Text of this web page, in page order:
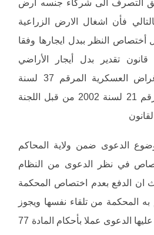
وفق التصرف الى شركاء جنسه أرض
فأن اشغال الارض الزراعية
أختصاص النظر ببدل ايجارها وفقا
(4) من قانون تقدير بدل أيجار الأراضي
الزراعية المشغولة للأغراض العسكرية المرقم 37 لسنة
1968 المعدل بالقانون رقم 21 لسنة 2002 من قبل اللجنة
الدعوى ضمن ولاية المحاكم
في نظر الدعوى من النظام
ان الدفع بعدم اختصاص المحكمة
المحكمة من تلقاء نفسها ويجوز
أبداؤه في أية حالة تكون عليها الدعوى عملا بأحكام المادة 77